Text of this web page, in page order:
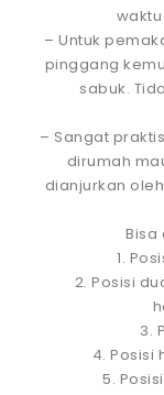
– Untuk
pinggang
sabuk.
– Sangat
dirumah
dianjurkan
Bisa
1.
2. Posisi
3.
4. Posisi
5.